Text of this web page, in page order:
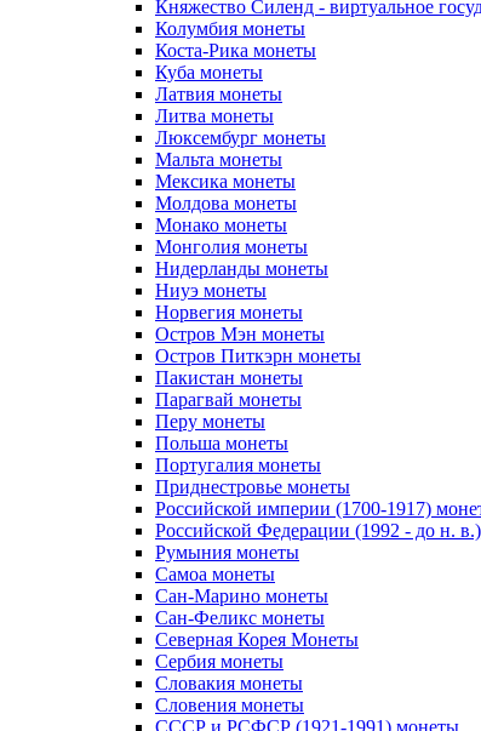
Княжество Силенд - виртуальное
Колумбия монеты
Коста-Рика монеты
Куба монеты
Латвия монеты
Литва монеты
Люксембург монеты
Мальта монеты
Мексика монеты
Молдова монеты
Монако монеты
Монголия монеты
Нидерланды монеты
Ниуэ монеты
Норвегия монеты
Остров Мэн монеты
Остров Питкэрн монеты
Пакистан монеты
Парагвай монеты
Перу монеты
Польша монеты
Португалия монеты
Приднестровье монеты
Российской империи (1700-1917)
Российской Федерации (1992 - до н.
Румыния монеты
Самоа монеты
Сан-Марино монеты
Сан-Феликс монеты
Северная Корея Монеты
Сербия монеты
Словакия монеты
Словения монеты
СССР и РСФСР (1921-1991) монеты